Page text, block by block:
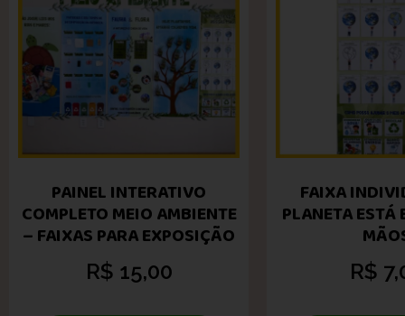
PAINEL INTERATIVO
COMPLETO MEIO AMBIENTE
– FAIXAS PARA EXPOSIÇÃO
R$ 15,00
FAIXA
PLANETA ESTÁ
R$